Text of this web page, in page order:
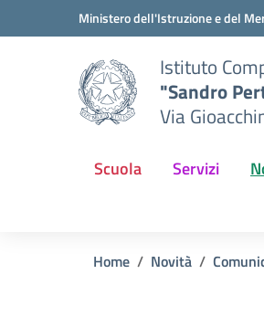
Vai ai contenuti
Vai al menu di navigazioneMinistero dell'Istruzione e del
Istituto
"Sandro
Via
Scuola Servizi
Home Novità